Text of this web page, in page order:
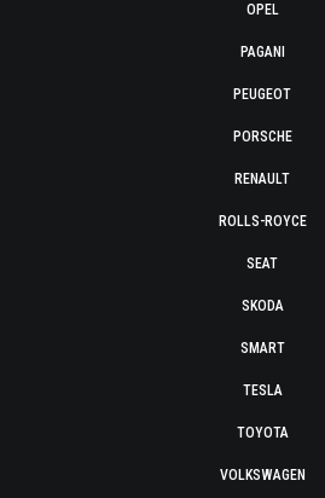
OPEL
PAGANI
PEUGEOT
PORSCHE
RENAULT
ROLLS-ROYCE
SEAT
SKODA
SMART
TESLA
TOYOTA
VOLKSWAGEN